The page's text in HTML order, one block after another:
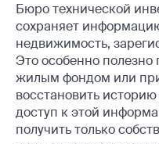
Бюро технической
сохраняет
недвижимость,
Это особенно
жилым фондом или
восстановить
доступ к этой
получить только